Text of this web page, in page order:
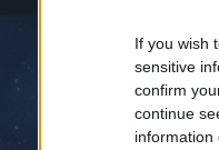
If you wish
sensitive
confirm
continue
information